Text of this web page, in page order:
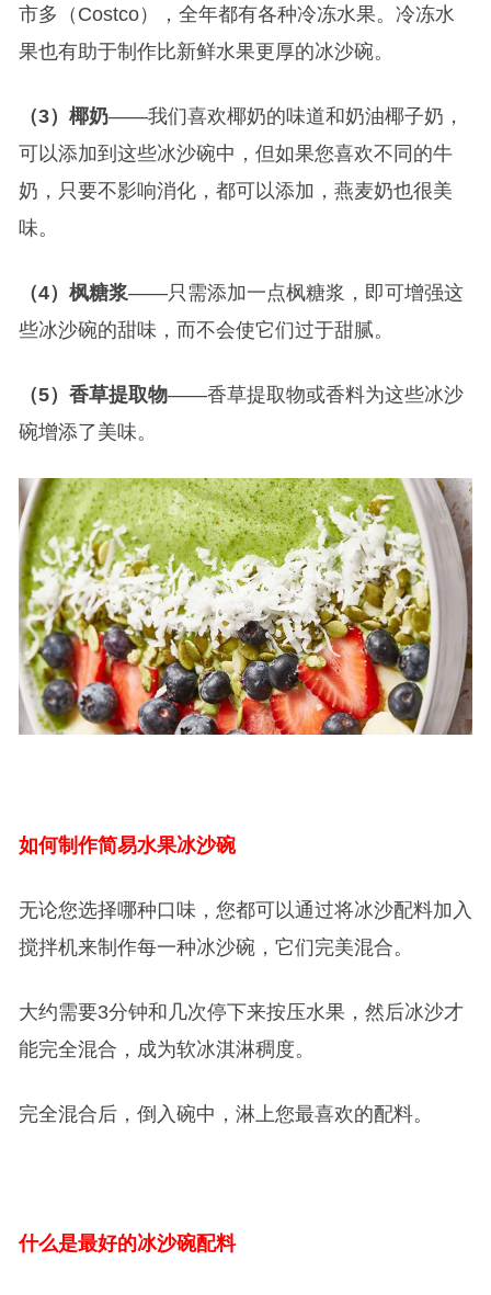
市多（Costco），全年都有各种冷冻水果。冷冻水
果也有助于制作比新鲜水果更厚的冰沙碗。
（3）椰奶——我们喜欢椰奶的味道和奶油椰子奶，
可以添加到这些冰沙碗中，但如果您喜欢不同的牛
奶，只要不影响消化，都可以添加，燕麦奶也很美
味。
（4）枫糖浆——只需添加一点枫糖浆，即可增强这
些冰沙碗的甜味，而不会使它们过于甜腻。
（5）香草提取物——香草提取物或香料为这些冰沙
碗增添了美味。
如何制作简易水果冰沙碗
无论您选择哪种口味，您都可以通过将冰沙配料加入
搅拌机来制作每一种冰沙碗，它们完美混合。
大约需要3分钟和几次停下来按压水果，然后冰沙才
能完全混合，成为软冰淇淋稠度。
完全混合后，倒入碗中，淋上您最喜欢的配料。
什么是最好的冰沙碗配料